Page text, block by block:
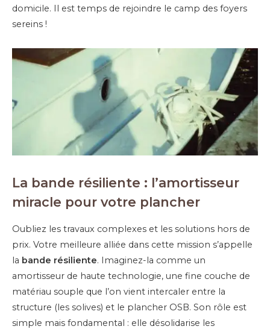
domicile. Il est temps de rejoindre le camp des foyers
sereins !
La bande résiliente : l’amortisseur
miracle pour votre plancher
Oubliez les travaux complexes et les solutions hors de
prix. Votre meilleure alliée dans cette mission s’appelle
la bande résiliente. Imaginez-la comme un
amortisseur de haute technologie, une fine couche de
matériau souple que l’on vient intercaler entre la
structure (les solives) et le plancher OSB. Son rôle est
simple mais fondamental : elle désolidarise les